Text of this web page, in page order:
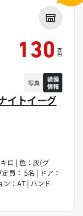
イトイーグ
ロ | 色：灰(グ
員： 5名 | ドア：
：AT | ハンド
130 万
円
写真
装備
情報